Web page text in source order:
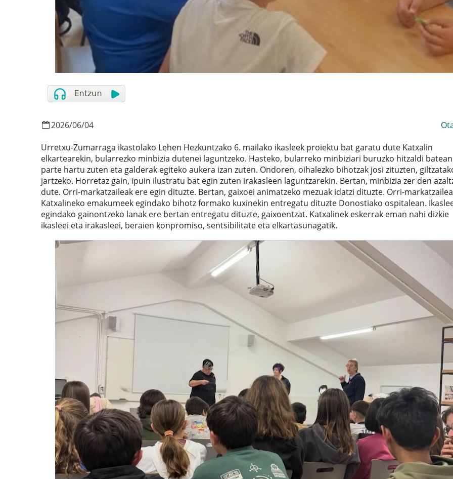
2026/06/04
Urretxu-Zumarraga ikastolako Lehen Hezkuntzako 6. mailako ikasleek proiektu bat garatu dute Katxalin
elkartearekin, bularrezko minbizia dutenei laguntzeko. Hasteko, bularreko minbiziari buruzko hitzaldi batean
parte hartu zuten eta galderak egiteko aukera izan zuten. Ondoren, oihalezko bihotzak josi zituzten,
jartzeko. Horretaz gain, ipuin ilustratu bat egin zuten irakasleen laguntzarekin. Bertan, minbizia zer den
dute. Orri-markatzaileak ere egin dituzte. Bertan, gaixoei animatzeko mezuak idatzi dituzte. Orri-
Katxalineko emakumeek egindako bihotz formako kuxinekin entregatu dituzte Donostiako ospitalean.
egindako gainontzeko lanak ere bertan entregatu dituzte, gaixoentzat. Katxalinek eskerrak eman nahi dizkie
ikasleei eta irakasleei, beraien konpromiso, sentsibilitate eta elkartasunagatik.